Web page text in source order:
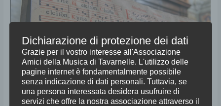
base
Gregoriano
Dichiarazione di protezione dei dati
Grazie per il vostro interesse all'Associazione
Amici della Musica di Tavarnelle. L'utilizzo delle
pagine internet è fondamentalmente possibile
senza indicazione di dati personali. Tuttavia, se
una persona interessata desidera usufruire di
servizi che offre la nostra associazione attraverso il